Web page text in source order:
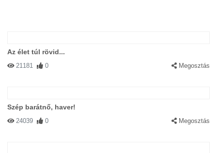
Az élet túl rövid...
21181 0 Megosztás
Szép barátnő, haver!
24039 0 Megosztás